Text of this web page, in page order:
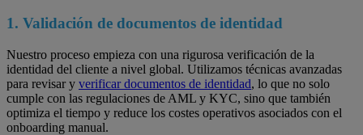
1. Validación de documentos de identidad
Nuestro proceso empieza con una rigurosa verificación de la
identidad del cliente a nivel global. Utilizamos técnicas avanzadas
para revisar y verificar documentos de identidad, lo que no solo
cumple con las regulaciones de AML y KYC, sino que también
optimiza el tiempo y reduce los costes operativos asociados con el
onboarding manual.